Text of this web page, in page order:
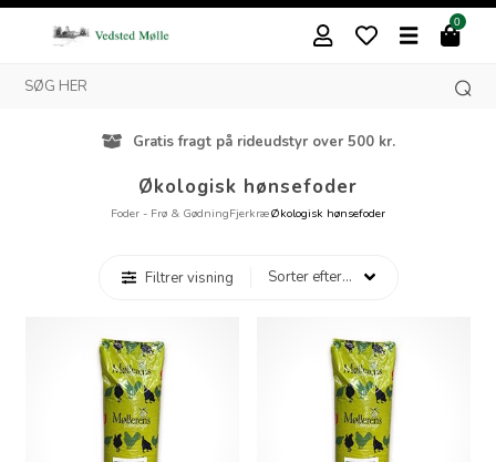
0
Gratis fragt på rideudstyr over 500 kr.
Økologisk hønsefoder
Foder - Frø & GødningFjerkræØkologisk hønsefoder
Filtrer visning